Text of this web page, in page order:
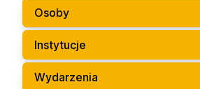
Osoby
Instytucje
Wydarzenia